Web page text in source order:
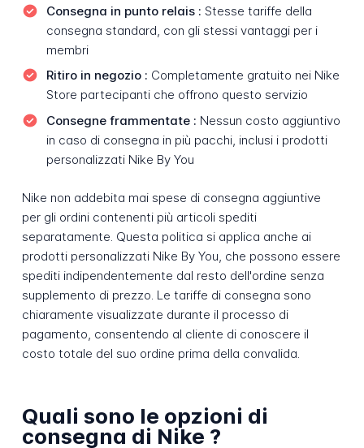
Consegna in punto relais : Stesse tariffe della
consegna standard, con gli stessi vantaggi per i
membri
Ritiro in negozio : Completamente gratuito nei Nike
Store partecipanti che offrono questo servizio
Consegne frammentate : Nessun costo aggiuntivo
in caso di consegna in più pacchi, inclusi i prodotti
personalizzati Nike By You
Nike non addebita mai spese di consegna aggiuntive
per gli ordini contenenti più articoli spediti
separatamente. Questa politica si applica anche ai
prodotti personalizzati Nike By You, che possono essere
spediti indipendentemente dal resto dell'ordine senza
supplemento di prezzo. Le tariffe di consegna sono
chiaramente visualizzate durante il processo di
pagamento, consentendo al cliente di conoscere il
costo totale del suo ordine prima della convalida.
Quali sono le opzioni di
consegna di Nike ?